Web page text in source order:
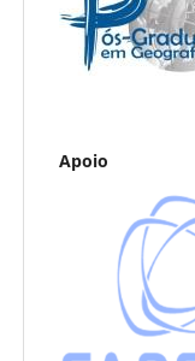
Apoio